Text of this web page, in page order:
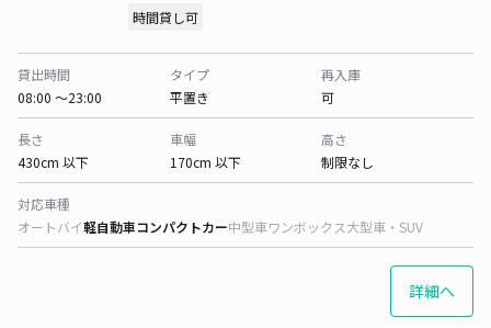
時間貸し可
貸出時間
08:00 〜23:00
タイプ
平置き
再入庫
可
長さ
430cm 以下
車幅
170cm 以下
高さ
制限なし
対応車種
オートバイ軽自動車コンパクトカー中型車ワンボックス大型車・SUV
詳細へ